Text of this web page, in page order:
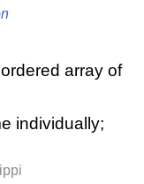
array of
individually;